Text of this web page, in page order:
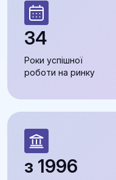
34
Роки успішної
роботи на ринку
з 1996